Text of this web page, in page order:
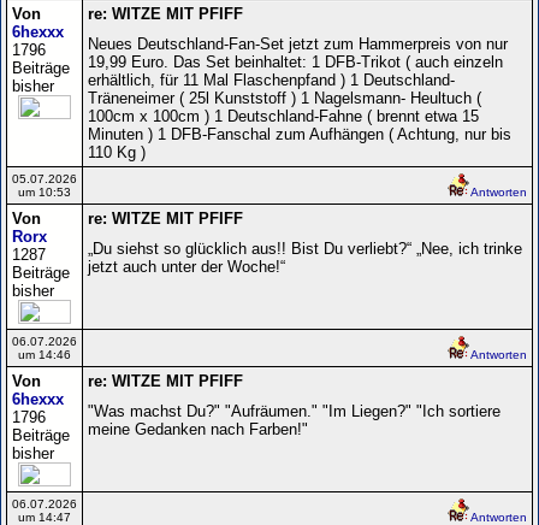
Von
6hexxx
1796
Beiträge
bisher
re: WITZE MIT PFIFF
Neues Deutschland-Fan-Set jetzt zum Hammerpreis von nur
19,99 Euro. Das Set beinhaltet: 1 DFB-Trikot ( auch einzeln
erhältlich, für 11 Mal Flaschenpfand ) 1 Deutschland-
Träneneimer ( 25l Kunststoff ) 1 Nagelsmann- Heultuch (
100cm x 100cm ) 1 Deutschland-Fahne ( brennt etwa 15
Minuten ) 1 DFB-Fanschal zum Aufhängen ( Achtung, nur bis
110 Kg )
05.07.2026
um 10:53
Antworten
Von
Rorx
1287
Beiträge
bisher
re: WITZE MIT PFIFF
„Du siehst so glücklich aus!! Bist Du verliebt?“ „Nee, ich trinke
jetzt auch unter der Woche!“
06.07.2026
um 14:46
Antworten
Von
6hexxx
1796
Beiträge
bisher
re: WITZE MIT PFIFF
"Was machst Du?" "Aufräumen." "Im Liegen?" "Ich sortiere
meine Gedanken nach Farben!"
06.07.2026
um 14:47
Antworten